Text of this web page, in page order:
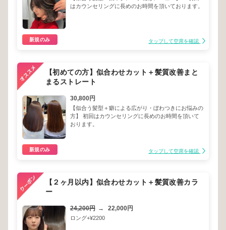
はカウンセリングに長めのお時間を頂いております。
新規のみ タップして空席を確認
【初めての方】似合わせカット＋髪質改善まと
まるストレート
30,800円
【似合う髪型＋癖による広がり・ぼわつきにお悩みの
方】 初回はカウンセリングに長めのお時間を頂いて
おります。
新規のみ タップして空席を確認
【２ヶ月以内】似合わせカット＋髪質改善カラ
ー
24,200円 → 22,000円
ロング+¥2200